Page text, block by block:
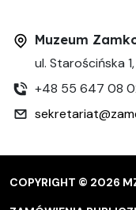
Muzeum
ul. Starościńska
+48 55 647 08
COPYRIGHT © 2026